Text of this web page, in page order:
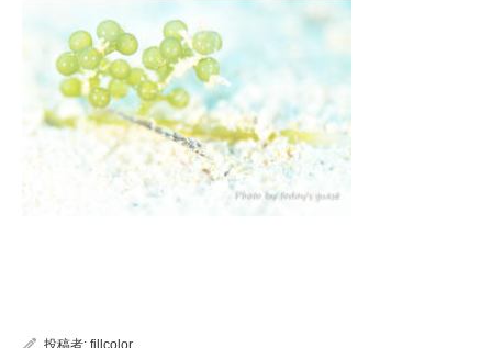
投稿者: fillcolor